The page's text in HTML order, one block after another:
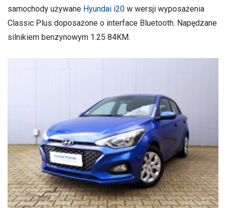
samochody używane Hyundai i20 w wersji wyposażenia
Classic Plus doposażone o interface Bluetooth. Napędzane
silnikiem benzynowym 1.25 84KM.